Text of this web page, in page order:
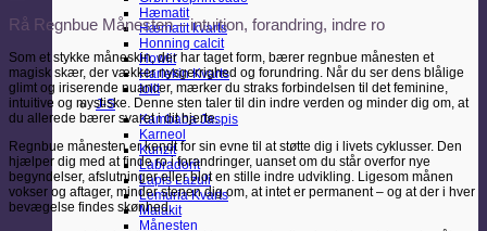
Hæmatit
Hæmatit kvarts
Honning calcit
Howlit
Harlekin Kvarts
Iolit
J-S
Kambaba Jaspis
Karneol
Kunzit
Labradorit
Lapis Lazuli
Lemuria Kvarts
Malakit
Månesten
Rå Regnbue Månesten – intuition, forandring, indre ro
Som et stykke måneskin, der har taget form, bærer regnbue månesten et
magisk skær, der vækker nysgerrighed og forundring. Når du ser dens blålige
glimt og iriserende nuancer, mærker du straks forbindelsen til det feminine,
intuitive og mystiske. Denne sten taler til din indre verden og minder dig om, at
du allerede bærer svaret i dit hjerte.
Regnbue månesten er kendt for sin evne til at støtte dig i livets cyklusser. Den
hjælper dig med at finde ro i forandringer, uanset om du står overfor nye
begyndelser, afslutninger eller blot en stille indre udvikling. Ligesom månen
vokser og aftager, minder stenen dig om, at intet er permanent – og at der i hver
bevægelse findes skønhed.